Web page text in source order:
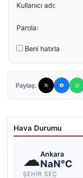
Kullanıcı adı:
Parola:
Beni hatırla
Paylaş:
Hava Durumu
☁Ankara
NaN°C
ŞEHIR SEÇ